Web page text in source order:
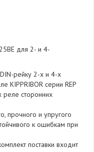
для 2- и 4-
рейку 2-х и 4-х
KIPPRIBOR серии REP
реле сторонних
прочного и упругого
к ошибкам при
поставки входит